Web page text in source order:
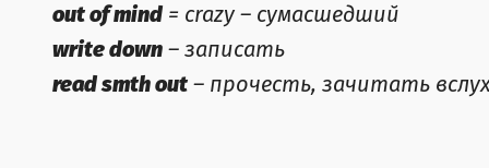
out of mind= crazy – сумасшедший
write down – записать
read smth out – прочесть, зачитать